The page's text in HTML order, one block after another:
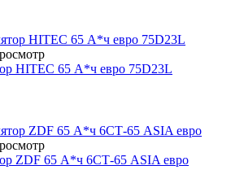
HITEC 65 А*ч евро 75D23L
ZDF 65 А*ч 6СТ-65 ASIA евро